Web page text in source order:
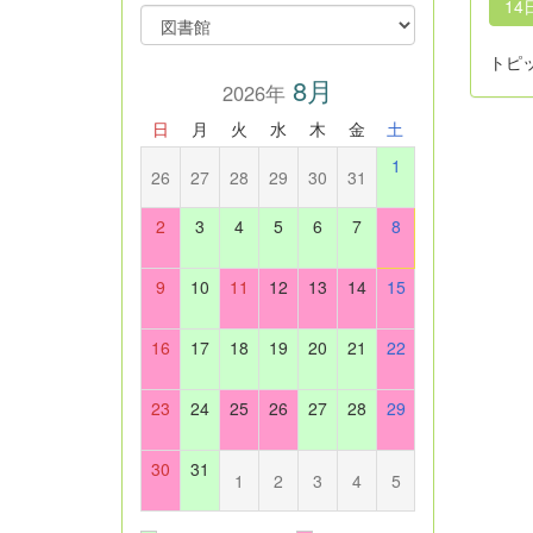
14
トピ
2026年8月
日 月 火 水 木 金 土
26 27 28 29 30 31 1
2 3 4 5 6 7 8
9 10 11 12 13 14 15
16 17 18 19 20 21 22
23 24 25 26 27 28 29
30 31 1 2 3 4 5